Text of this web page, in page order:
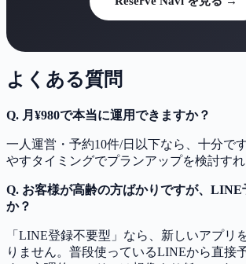
よくある質問
Q. 月¥980で本当に運用できますか？
一人運営・予約10件/日以下なら、十分で
やすタイミングでプランアップを検討すれ
Q. お客様が高齢の方ばかりですが、LINE
か？
「LINE登録不要型」なら、新しいアプリ
りません。普段使っているLINEから直接